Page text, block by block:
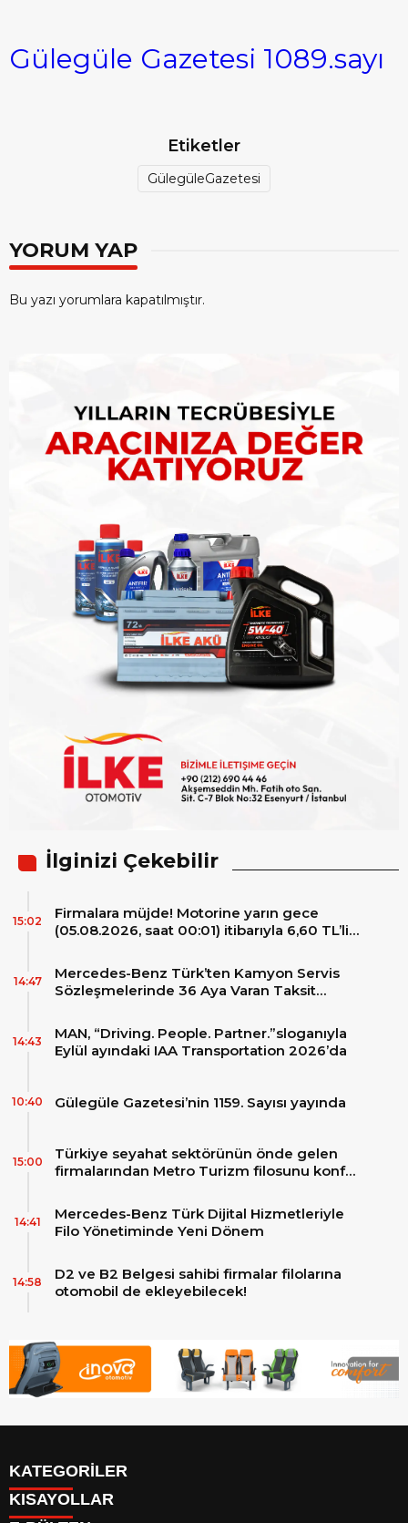
Gülegüle Gazetesi 1089.sayı
Etiketler
GülegüleGazetesi
YORUM YAP
Bu yazı yorumlara kapatılmıştır.
İlginizi Çekebilir
Firmalara müjde! Motorine yarın gece
(05.08.2026, saat 00:01) itibarıyla 6,60 TL’lik
15:02
Mercedes-Benz Türk’ten Kamyon Servis
Sözleşmelerinde 36 Aya Varan Taksit
14:47
MAN, “Driving. People. Partner.”sloganıyla
Eylül ayındaki IAA Transportation 2026’da
14:43
Gülegüle Gazetesi’nin 1159. Sayısı yayında
10:40
Türkiye seyahat sektörünün önde gelen
firmalarından Metro Turizm filosunu konfor
MAN Skyliner ile güçlendirdi!
15:00
Mercedes-Benz Türk Dijital Hizmetleriyle
Filo Yönetiminde Yeni Dönem
14:41
D2 ve B2 Belgesi sahibi firmalar filolarına
otomobil de ekleyebilecek!
14:58
KATEGORİLER
Reklam
KISAYOLLAR